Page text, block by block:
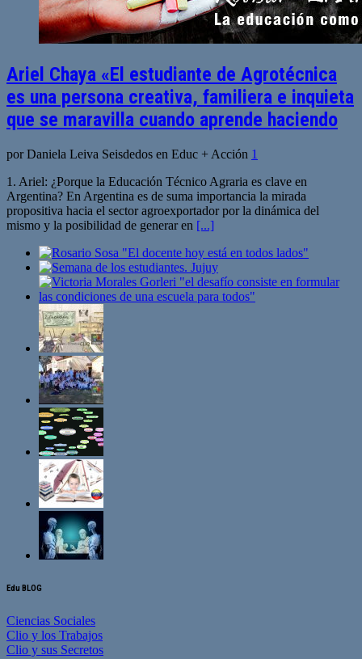
Ariel Chaya «El estudiante de Agrotécnica
es una persona creativa, familiera e inquieta
que se maravilla cuando aprende haciendo
por Daniela Leiva Seisdedos en Educ + Acción 1
1. Ariel: ¿Porque la Educación Técnico Agraria es clave en
Argentina? En Argentina es de suma importancia la mirada
propositiva hacia el sector agroexportador por la dinámica del
mismo y la posibilidad de generar en [...]
Edu BLOG
Ciencias Sociales
Clio y los Trabajos
Clio y sus Secretos